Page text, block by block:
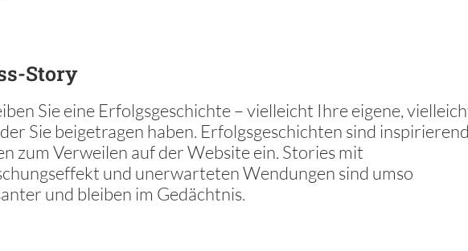
Story
Sie eine Erfolgsgeschichte – vielleicht Ihre eigene,
Sie beigetragen haben. Erfolgsgeschichten sind inspirierend
zum Verweilen auf der Website ein. Stories mit
und unerwarteten Wendungen sind umso
und bleiben im Gedächtnis.